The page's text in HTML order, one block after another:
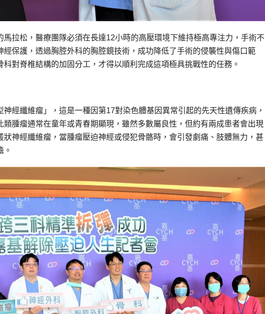
馬拉松，醫療團隊必須在長達12小時的高壓環境下維持極高專注力，手術不
保護，透過胸腔外科的胸腔鏡技術，成功降低了手術的侵襲性與傷口範
對脊椎結構的加固分工，才得以順利完成這項極具挑戰性的任務。
經纖維瘤」，這是一種因第17對染色體基因異常引起的先天性遺傳疾病，
腫瘤通常在童年或青春期顯現，雖然多數屬良性，但約有兩成患者會出現
神經纖維瘤，當腫瘤壓迫神經或侵犯骨骼時，會引發劇痛、肢體無力，甚
。